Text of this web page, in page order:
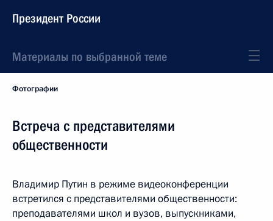
Президент России
Материалы по выбранной теме
Фотографии
Встреча с представителями
общественности
Владимир Путин в режиме видеоконференции
встретился с представителями общественности:
преподавателями школ и вузов, выпускниками,